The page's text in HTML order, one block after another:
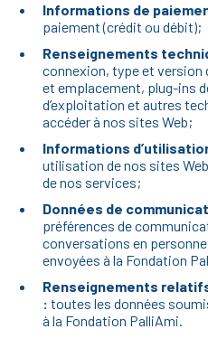
Informations de
paiement (crédit ou débit);
Renseignements
connexion, type et version
et emplacement, plug-ins
d’exploitation et autres
accéder à nos sites Web;
Informations
utilisation de nos sites
de nos services;
Données de
préférences de
conversations en
envoyées à la Fondation
Renseignements
: toutes les données
à la Fondation PalliAmi.